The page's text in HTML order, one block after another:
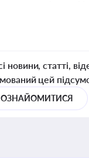
статті,
цей
ОЗНАЙОМИТИСЯ